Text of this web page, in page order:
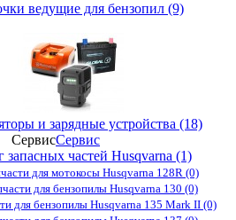
ведущие для бензопил (9)
и зарядные устройства (18)
СервисСервис
запасных частей Husqvarna (1)
для мотокосы Husqvarna 128R (0)
для бензопилы Husqvarna 130 (0)
для бензопилы Husqvarna 135 Mark II (0)